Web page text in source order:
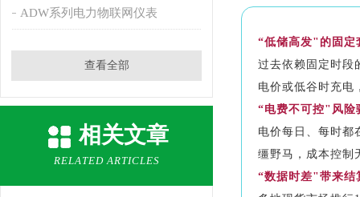
ADW系列电力物联网仪表
查看全部
相关文章
RELATED ARTICLES
“低储高发"的固定
过去依赖固定时段
电价或低谷时充电
“电费不可控"风险
电价每日、每时都
缰野马，成本控制
“数据时差"带来结